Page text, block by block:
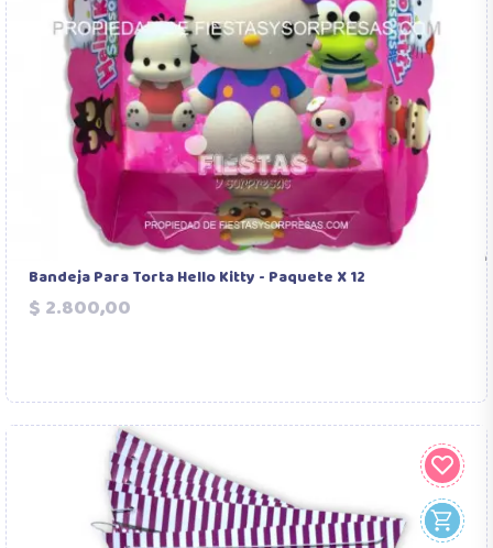
Bandeja Para Torta Hello Kitty - Paquete X 12
$ 2.800,00